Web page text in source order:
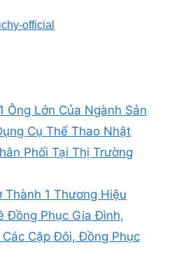
official
Ông Lớn Của Ngành Sản
Cụ Thể Thao Nhật
Phối Tại Thị Trường
Thành 1 Thương Hiệu
Đồng Phục Gia Đình,
Cặp Đôi, Đồng Phục